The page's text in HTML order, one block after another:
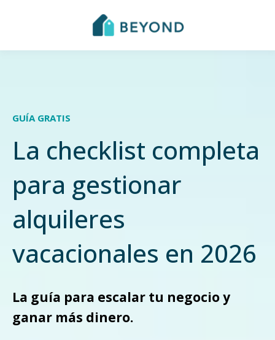
GUÍA GRATIS
La checklist completa
para gestionar
alquileres
vacacionales en 2026
La guía para escalar tu negocio y
ganar más dinero.